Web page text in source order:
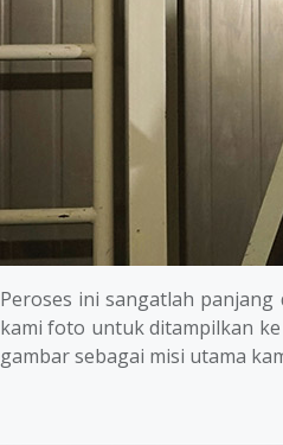
Peroses ini sangatlah
kami foto untuk ditampilkan
gambar sebagai misi utama